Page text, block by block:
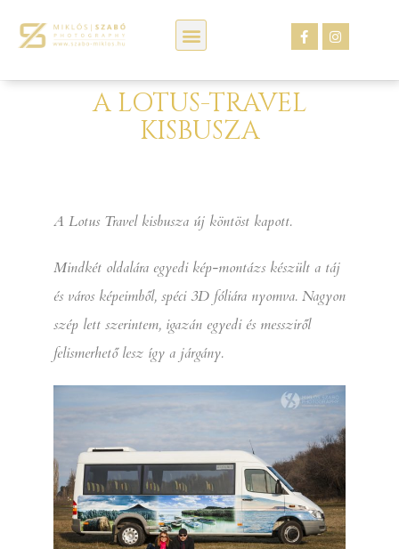
A LOTUS-TRAVEL
KISBUSZA
A Lotus Travel kisbusza új köntöst kapott.
Mindkét oldalára egyedi kép-montázs készült a táj
és város képeimből, spéci 3D fóliára nyomva. Nagyon
szép lett szerintem, igazán egyedi és messziről
felismerhető lesz így a járgány.